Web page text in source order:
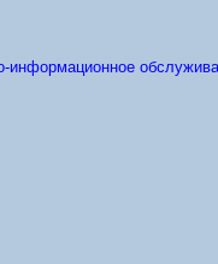
информационное